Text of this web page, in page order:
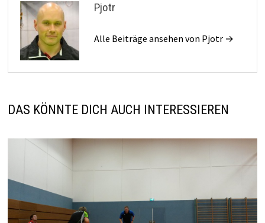
Pjotr
Alle Beiträge ansehen von Pjotr →
DAS KÖNNTE DICH AUCH INTERESSIEREN